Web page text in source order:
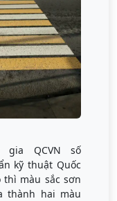
gia QCVN số
kỹ thuật Quốc
màu sắc sơn
thành hai màu